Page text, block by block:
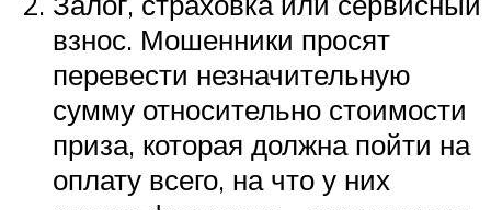
взнос. Мошенники просят
перевести незначительную
сумму относительно стоимости
приза, которая должна пойти на
оплату всего, на что у них